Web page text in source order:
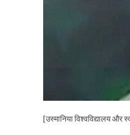
[उस्मानिया विश्वविद्यालय और